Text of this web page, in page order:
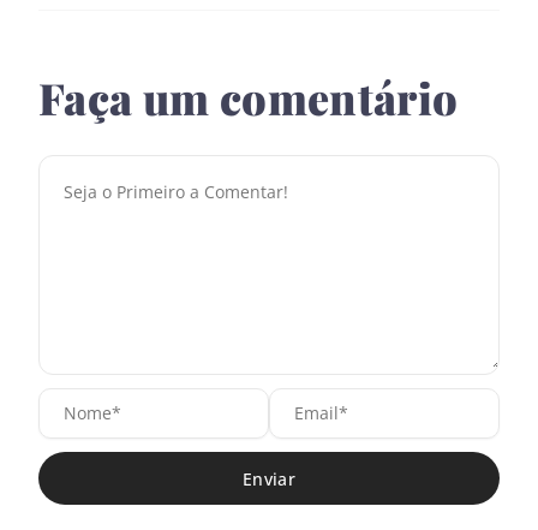
Faça um comentário
N
o
m
e
*
E
i